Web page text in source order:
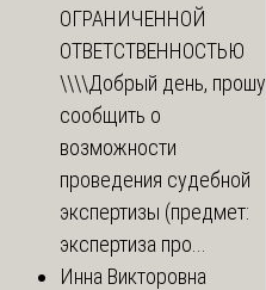
ОГРАНИЧЕННОЙ
ОТВЕТСТВЕННОСТЬЮ
\\\\Добрый день, прошу
сообщить о
возможности
проведения судебной
экспертизы (предмет:
экспертиза про...
Инна Викторовна